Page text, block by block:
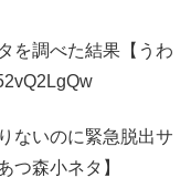
を調べた結果【うわ
ないのに緊急脱出サ
つ森小ネタ】